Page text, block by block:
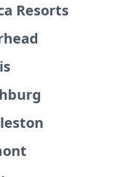
Resorts